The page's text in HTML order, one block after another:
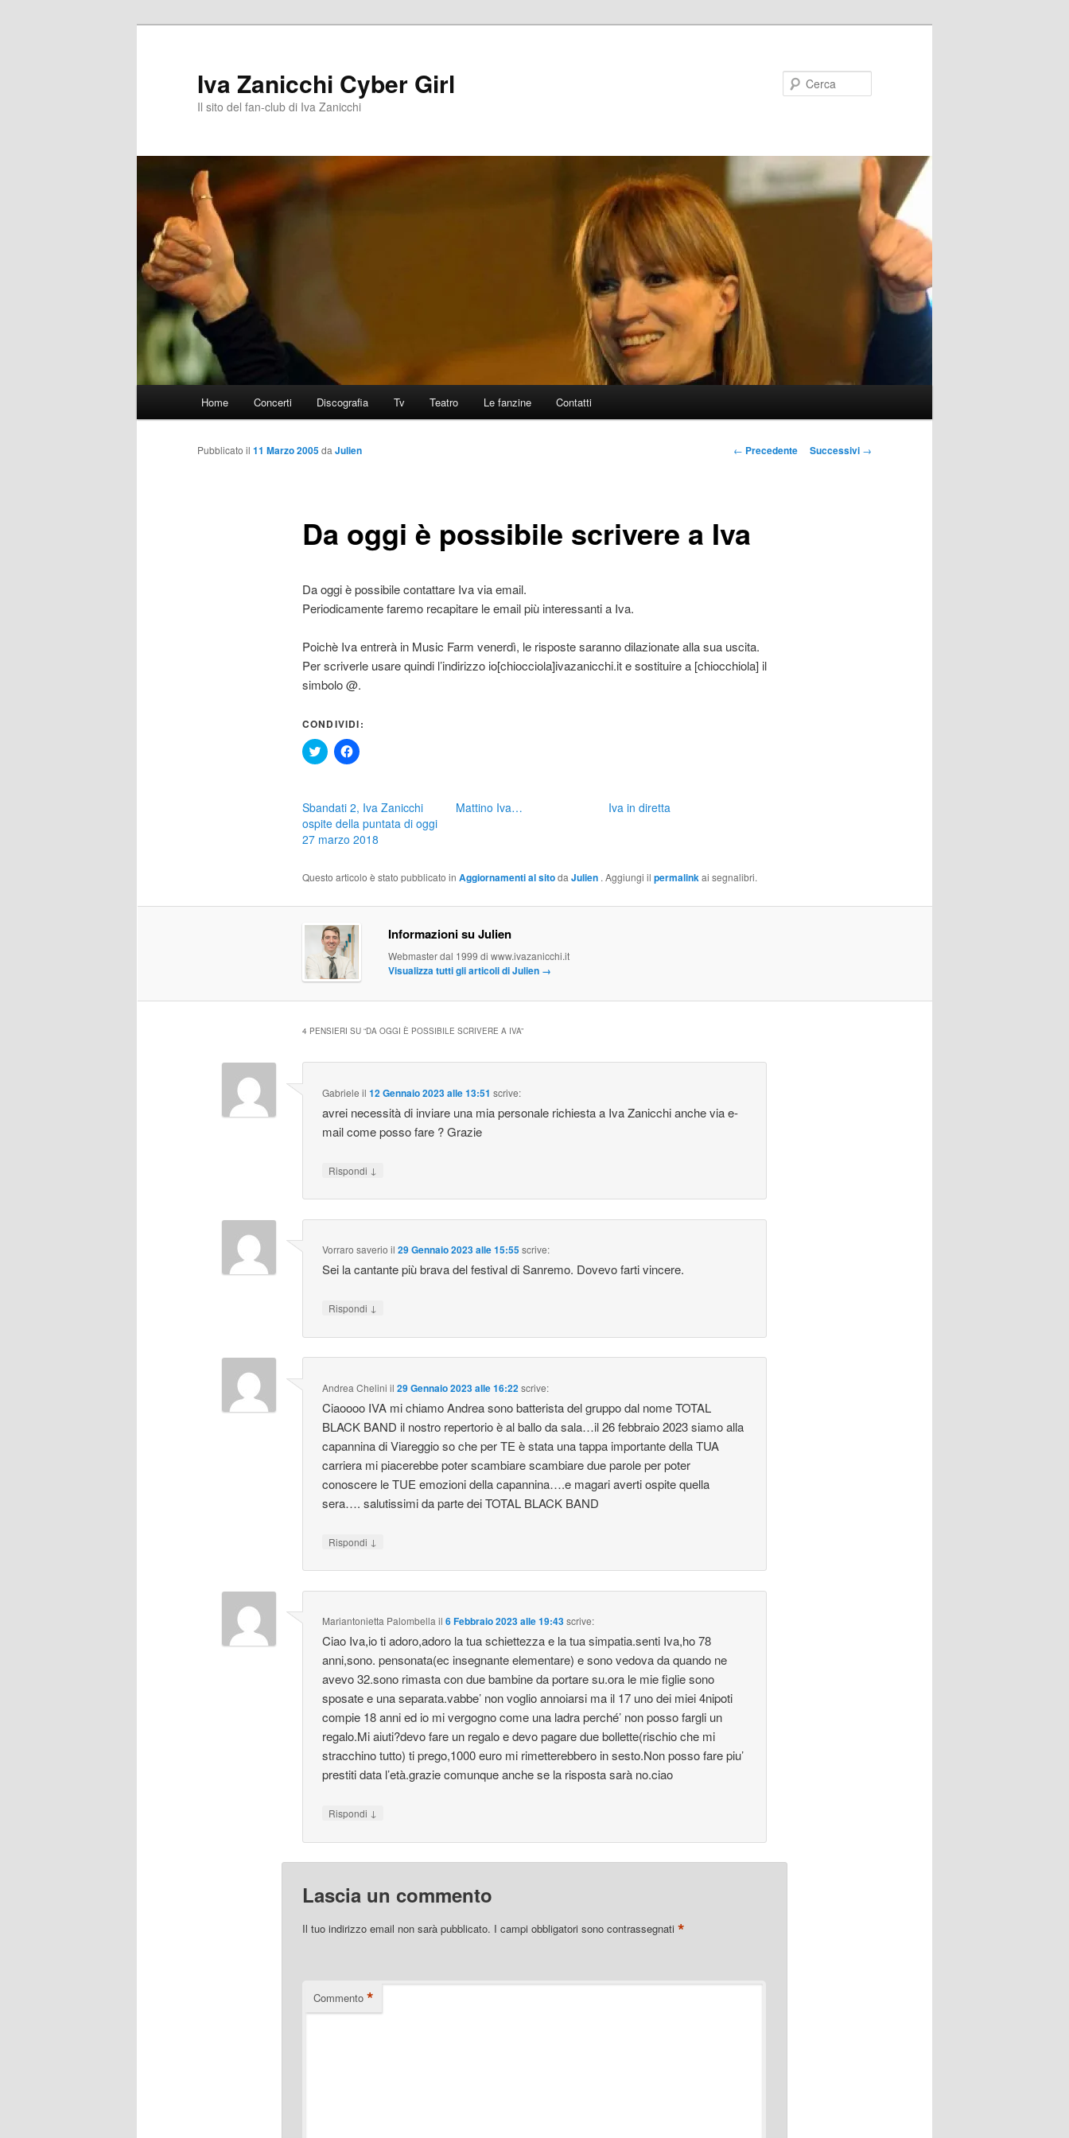
Iva Zanicchi Cyber Girl
Il sito del fan-club di Iva Zanicchi
Home Concerti Discografia Tv Teatro Le fanzine Contatti
Navigazione
← Precedente Successivi →
Da oggi è possibile scrivere a Iva
Pubblicato il 11 Marzo 2005daJulien
Da oggi è possibile contattare Iva via email.
Periodicamente faremo recapitare le email più interessanti a Iva.
Poichè Iva entrerà in Music Farm venerdì, le risposte saranno dilazionate alla sua uscita.
Per scriverle usare quindi l’indirizzo io[chiocciola]ivazanicchi.it e sostituire a [chiocchiola] il
simbolo @.
CONDIVIDI:
Click
to
(Si
apre
in
una
nuova
Fai
clic
Facebook
(Si
apre
in
una
Sbandati 2, Iva Zanicchi
ospite della puntata di oggi
27 marzo 2018
Mattino Iva… Iva in diretta
Questo articolo è stato pubblicato in Aggiornamenti al sitodaJulien . Aggiungi il permalinkai segnalibri.
Informazioni su Julien
Webmaster dal 1999 di www.ivazanicchi.it
Visualizza tutti gli articoli di Julien →
4 PENSIERI SU “DA OGGI È POSSIBILE SCRIVERE A IVA”
Gabriele il12 Gennaio 2023 alle 13:51 scrive:
avrei necessità di inviare una mia personale richiesta a Iva Zanicchi anche via e-
mail come posso fare ? Grazie
Rispondi ↓
Vorraro saverio il29 Gennaio 2023 alle 15:55scrive:
Sei la cantante più brava del festival di Sanremo. Dovevo farti vincere.
Rispondi ↓
Andrea Chelini il29 Gennaio 2023 alle 16:22scrive:
Ciaoooo IVA mi chiamo Andrea sono batterista del gruppo dal nome TOTAL
BLACK BAND il nostro repertorio è al ballo da sala…il 26 febbraio 2023 siamo alla
capannina di Viareggio so che per TE è stata una tappa importante della TUA
carriera mi piacerebbe poter scambiare scambiare due parole per poter
conoscere le TUE emozioni della capannina….e magari averti ospite quella
sera…. salutissimi da parte dei TOTAL BLACK BAND
Rispondi ↓
Mariantonietta Palombella il6 Febbraio 2023 alle 19:43scrive:
Ciao Iva,io ti adoro,adoro la tua schiettezza e la tua simpatia.senti Iva,ho 78
anni,sono. pensonata(ec insegnante elementare) e sono vedova da quando ne
avevo 32.sono rimasta con due bambine da portare su.ora le mie figlie sono
sposate e una separata.vabbe’ non voglio annoiarsi ma il 17 uno dei miei 4nipoti
compie 18 anni ed io mi vergogno come una ladra perché’ non posso fargli un
regalo.Mi aiuti?devo fare un regalo e devo pagare due bollette(rischio che mi
stracchino tutto) ti prego,1000 euro mi rimetterebbero in sesto.Non posso fare piu’
prestiti data l’età.grazie comunque anche se la risposta sarà no.ciao
Rispondi ↓
Lascia un commento
Il tuo indirizzo email non sarà pubblicato. I campi obbligatori sono contrassegnati *
Commento *